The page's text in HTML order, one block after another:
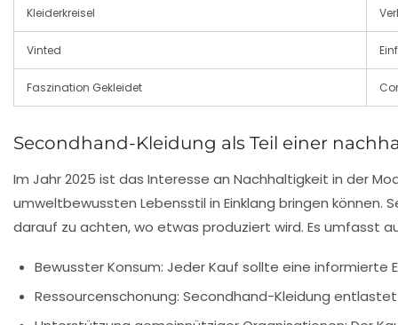
Kleiderkreisel
Vinted
Faszination Gekleidet
Secondhand-Kleidung als Teil einer
Im Jahr 2025 ist das Interesse an Nachhaltigkeit in der
umweltbewussten Lebensstil in Einklang bringen
darauf zu achten, wo etwas produziert wird. Es umfasst
Bewusster Konsum: Jeder Kauf sollte eine informierte
Ressourcenschonung: Secondhand-Kleidung